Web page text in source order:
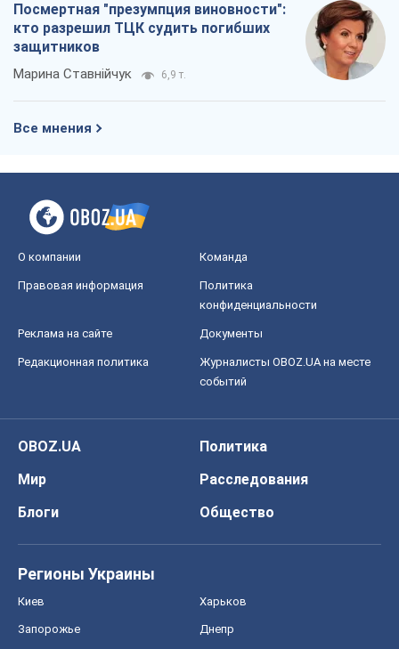
Посмертная "презумпция виновности":
кто разрешил ТЦК судить погибших
защитников
Марина Ставнійчук 6,9 т.
Все мнения
О компании Команда
Правовая информация
Политика
конфиденциальности
Реклама на сайте Документы
Редакционная политика
Журналисты OBOZ.UA на месте
событий
OBOZ.UA
Политика
Мир
Расследования
Блоги
Общество
Регионы Украины
Киев Харьков
Запорожье Днепр